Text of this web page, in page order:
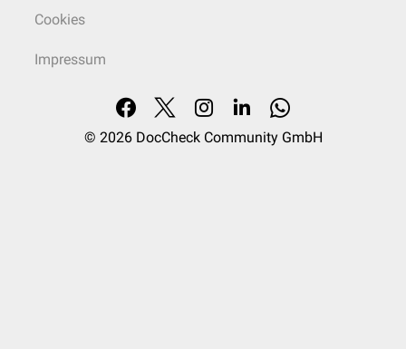
Cookies
Impressum
© 2026 DocCheck Community GmbH